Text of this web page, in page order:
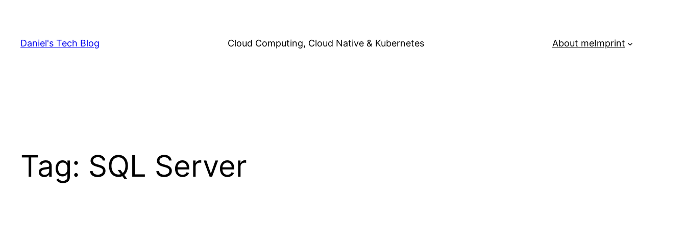
content
Daniel's Tech Blog Cloud Computing, Cloud Native & Kubernetes About meImprint
Tag: SQL Server